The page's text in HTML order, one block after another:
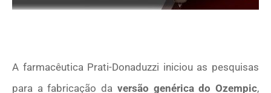
A farmacêutica Prati-Donaduzzi iniciou as pesquisas
para a fabricação da versão genérica do Ozempic,